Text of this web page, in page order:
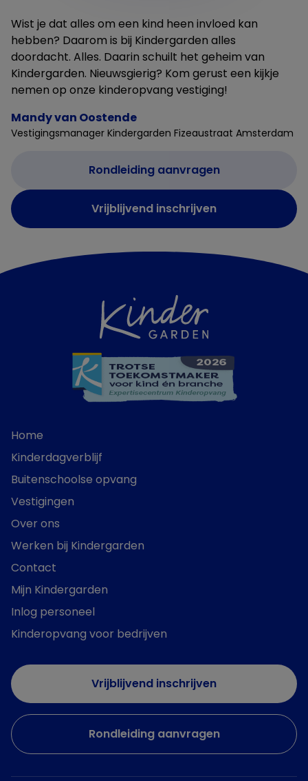
Wist je dat alles om een kind heen invloed kan
hebben? Daarom is bij Kindergarden alles
doordacht. Alles. Daarin schuilt het geheim van
Kindergarden. Nieuwsgierig? Kom gerust een kijkje
nemen op onze kinderopvang vestiging!
Mandy van Oostende
Vestigingsmanager Kindergarden Fizeaustraat Amsterdam
Rondleiding aanvragen
Vrijblijvend inschrijven
Home
Kinderdagverblijf
Buitenschoolse opvang
Vestigingen
Over ons
Werken bij Kindergarden
Contact
Mijn Kindergarden
Inlog personeel
Kinderopvang voor bedrijven
Vrijblijvend inschrijven
Rondleiding aanvragen